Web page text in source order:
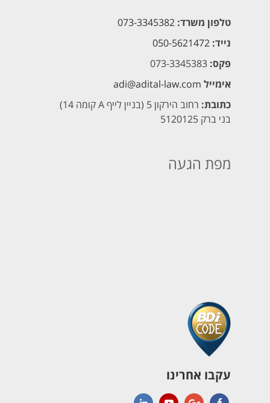
טלפון משרד: 073-3345382
נייד: 050-5621472
פקס:
אימייל adi@adital-law.com
כתובת: רחוב הירקון 5 (בניין לייף A קומה 14)
בני ברק 5120125
מפת הגעה
עקבו אחרינו